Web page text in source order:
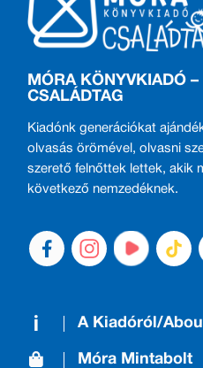
MÓRA KÖNYVKIADÓ
CSALÁDTAG
Kiadónk generációkat
olvasás örömével, olvasni
szerető felnőttek lettek, akik
következő nemzedéknek.
A Kiadóról/
Móra Mintabolt